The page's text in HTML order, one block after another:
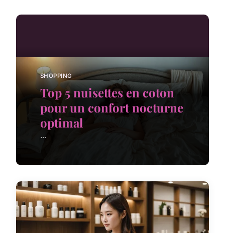
SHOPPING
Top 5 nuisettes en coton
pour un confort nocturne
optimal
...